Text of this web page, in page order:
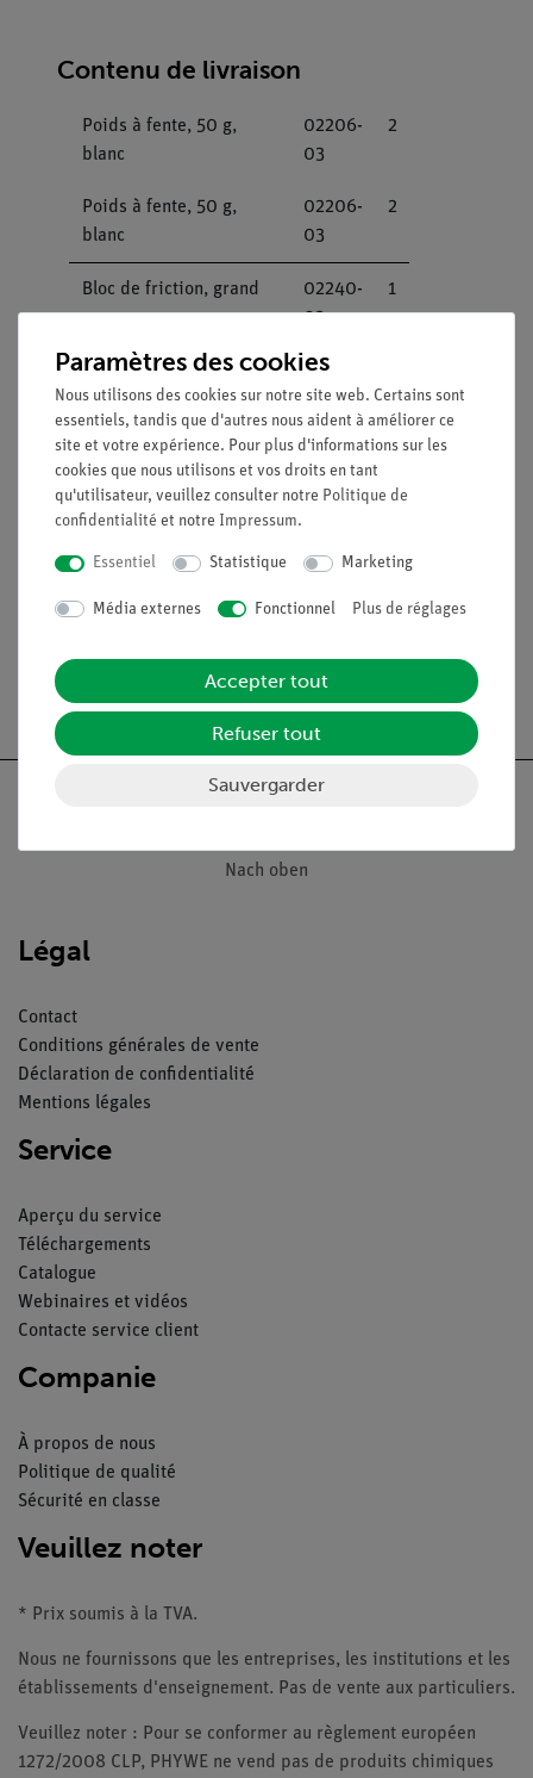
Contenu de livraison
Poids à fente, 50 g,
blanc
02206-
03
2
Poids à fente, 50 g,
blanc
02206-
03
2
Bloc de friction, grand
02240-
02
1
Dynamomètre
transparent, 2 N / 0,02
N
03065-
03
Dynamomètre
transparent, 5 N / 0,1 N
03065-
Cheville de support
03949-
1
Nach oben
Légal
Contact
Conditions générales de vente
Déclaration de confidentialité
Mentions légales
Service
Aperçu du service
Téléchargements
Catalogue
Webinaires et vidéos
Contacte service client
Companie
À propos de nous
Politique de qualité
Sécurité en classe
Veuillez noter
* Prix soumis à la TVA.
Nous ne fournissons que les entreprises, les institutions et les
établissements d'enseignement. Pas de vente aux particuliers.
Veuillez noter : Pour se conformer au règlement européen
1272/2008 CLP, PHYWE ne vend pas de produits chimiques
Paramètres des cookies
Nous utilisons des cookies sur notre site web. Certains sont
essentiels, tandis que d'autres nous aident à améliorer ce
site et votre expérience. Pour plus d'informations sur les
cookies que nous utilisons et vos droits en tant
qu'utilisateur, veuillez consulter notre Politique de
confidentialité et notre Impressum.
Essentiel Statistique Marketing
Média externes Fonctionnel Plus de réglages
Accepter tout
Refuser tout
Sauvergarder